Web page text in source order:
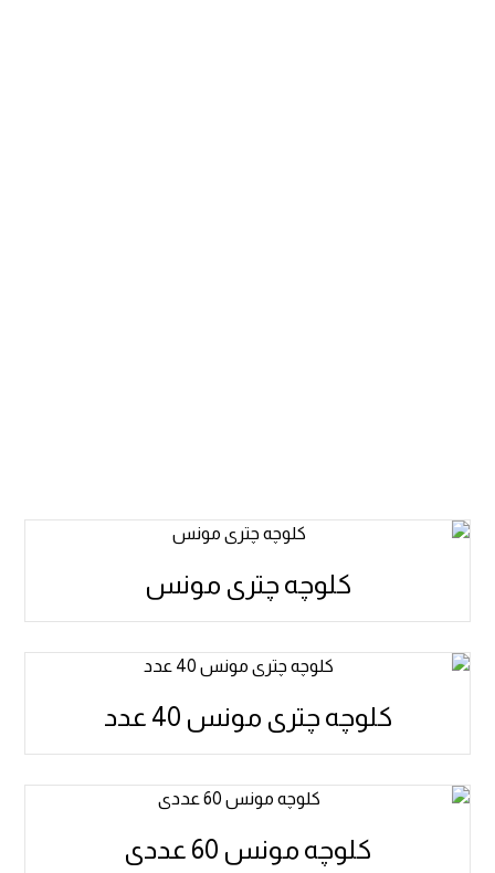
کلوچه چتری مونس
کلوچه چتری مونس 40 عدد
کلوچه مونس 60 عددی